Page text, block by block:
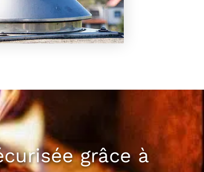
grâce à